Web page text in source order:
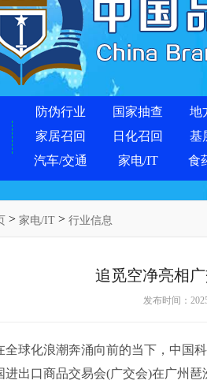
防伪行业 国家抽查 地
家居召回
日化召回 基
汽车/交通
家电/IT 食
> 家电/IT > 行业信息
追觅空净亮相
发布时间：
化浪潮奔涌向前的当下，中国科
进出口商品交易会(广交会)在广州